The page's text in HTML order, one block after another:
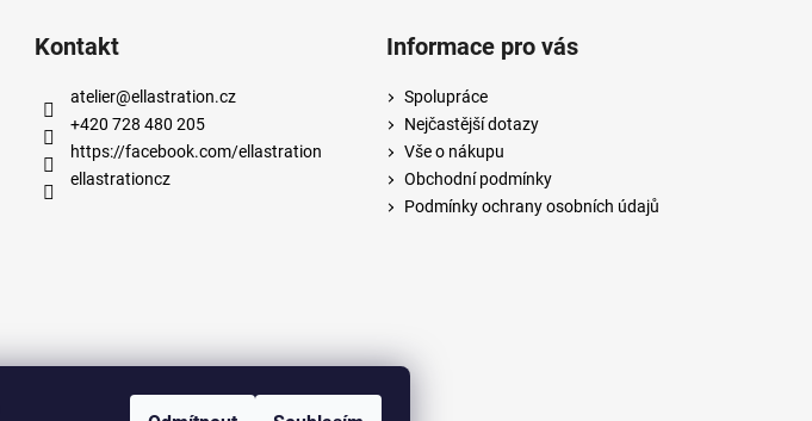
Kontakt
atelier@ellastration.cz
+420 728 480 205
https://facebook.com/ellastration
ellastrationcz
Informace pro vás
Spolupráce
Nejčastější dotazy
Vše o nákupu
Obchodní podmínky
Podmínky ochrany osobních údajů